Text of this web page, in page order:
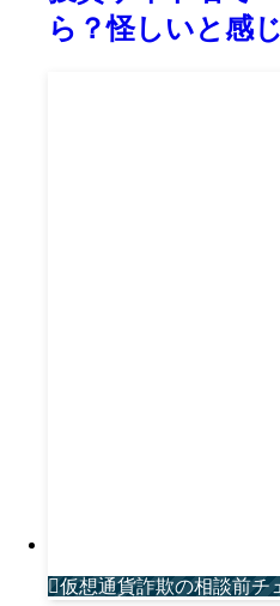
ら？怪しいと感
仮想通貨詐欺の相談前チ